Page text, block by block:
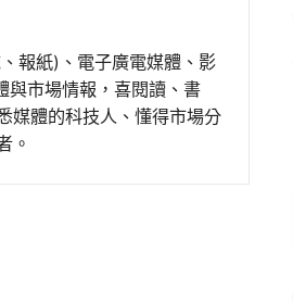
報紙)、電子廣電媒體、影
與市場情報，喜閱讀、書
媒體的科技人、懂得市場分
。